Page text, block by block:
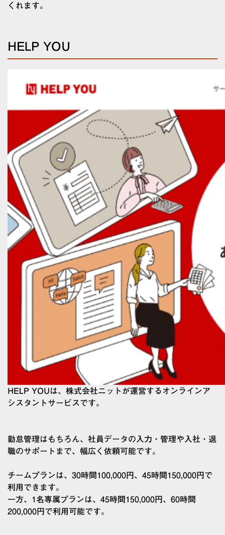
くれます。
HELP YOU
HELP YOUは、株式会社ニットが運営するオンラインア
シスタントサービスです。
勤怠管理はもちろん、社員データの入力・管理や入社・退
職のサポートまで、幅広く依頼可能です。
チームプランは、30時間100,000円、45時間150,000円で
利用できます。
一方、1名専属プランは、45時間150,000円、60時間
200,000円で利用可能です。